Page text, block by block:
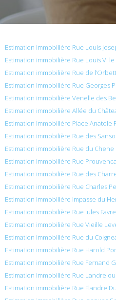
Estimation immobilière Rue Louis
Estimation immobilière Rue Louis Vi
Estimation immobilière Rue de
Estimation immobilière Rue Georges
Estimation immobilière Venelle des
Estimation immobilière Allée du
Estimation immobilière Place Anatole
Estimation immobilière Rue des
Estimation immobilière Rue du
Estimation immobilière Rue
Estimation immobilière Rue des
Estimation immobilière Rue Charles
Estimation immobilière Impasse du
Estimation immobilière Rue Jules
Estimation immobilière Rue Vieille
Estimation immobilière Rue du
Estimation immobilière Rue Harold
Estimation immobilière Rue Fernand
Estimation immobilière Rue
Estimation immobilière Rue Flandre